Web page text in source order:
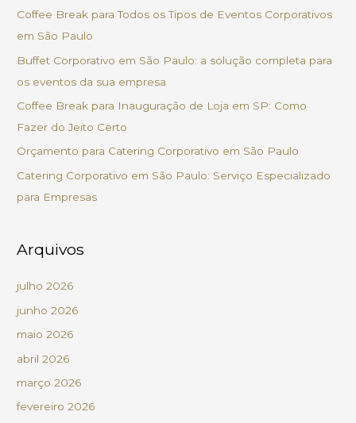
p
o
r
:
Coffee Break para Todos os Tipos de Eventos Corporativos
em São Paulo
Buffet Corporativo em São Paulo: a solução completa para
os eventos da sua empresa
Coffee Break para Inauguração de Loja em SP: Como
Fazer do Jeito Certo
Orçamento para Catering Corporativo em São Paulo
Catering Corporativo em São Paulo: Serviço Especializado
para Empresas
Arquivos
julho 2026
junho 2026
maio 2026
abril 2026
março 2026
fevereiro 2026